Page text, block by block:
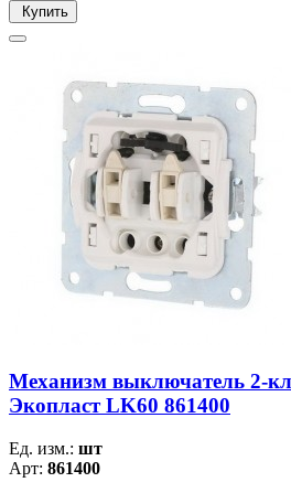
Купить
Механизм выключатель 2-
Экопласт LK60 861400
Ед. изм.: шт
Арт: 861400